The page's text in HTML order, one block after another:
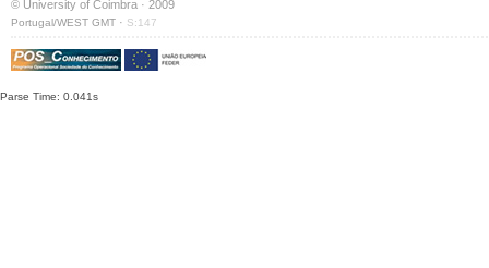
© University of Coimbra · 2009
Portugal/WEST GMT · S:147
Parse Time: 0.041s